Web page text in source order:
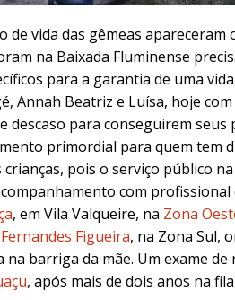
de vida das gêmeas apareceram
na Baixada Fluminense
para a garantia de uma
Annah Beatriz e Luísa, hoje
descaso para conseguirem
primordial para quem tem
pois o serviço público
com
, em Vila Valqueire, na Zona
Figueira, na Zona Sul,
na barriga da mãe. Um exame
, após mais de dois anos na